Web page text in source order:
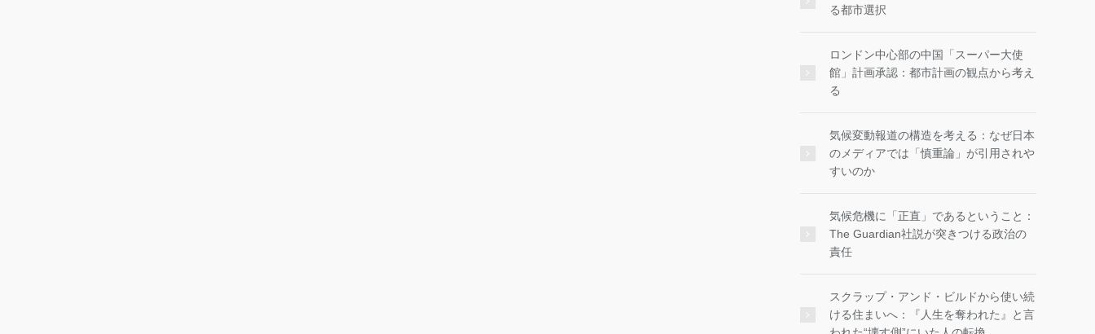
る都市選択
ロンドン中心部の中国「スーパー大使
館」計画承認：都市計画の観点から考え
る
気候変動報道の構造を考える：なぜ日本
のメディアでは「慎重論」が引用されや
すいのか
気候危機に「正直」であるということ：
The Guardian社説が突きつける政治の
責任
スクラップ・アンド・ビルドから使い続
ける住まいへ：『人生を奪われた』と言